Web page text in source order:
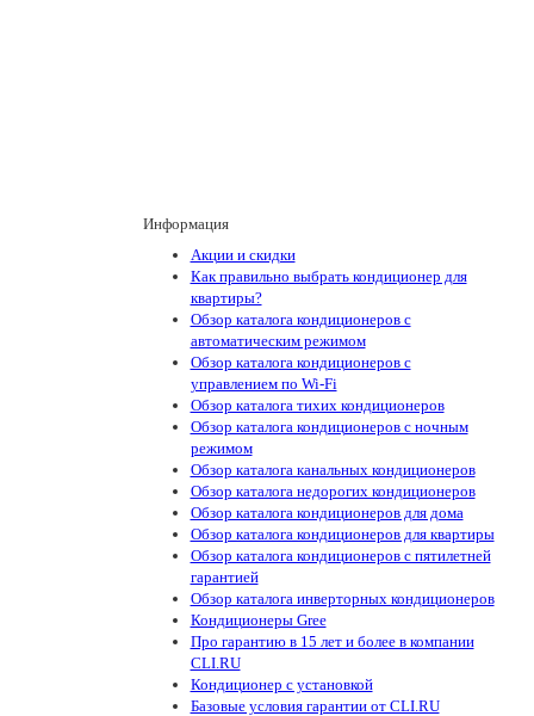
Информация
Акции и скидки
Как правильно выбрать кондиционер для
квартиры?
Обзор каталога кондиционеров с
автоматическим режимом
Обзор каталога кондиционеров с
управлением по Wi-Fi
Обзор каталога тихих кондиционеров
Обзор каталога кондиционеров с ночным
режимом
Обзор каталога канальных кондиционеров
Обзор каталога недорогих кондиционеров
Обзор каталога кондиционеров для дома
Обзор каталога кондиционеров для квартиры
Обзор каталога кондиционеров с пятилетней
гарантией
Обзор каталога инверторных кондиционеров
Кондиционеры Gree
Про гарантию в 15 лет и более в компании
CLI.RU
Кондиционер с установкой
Базовые условия гарантии от CLI.RU